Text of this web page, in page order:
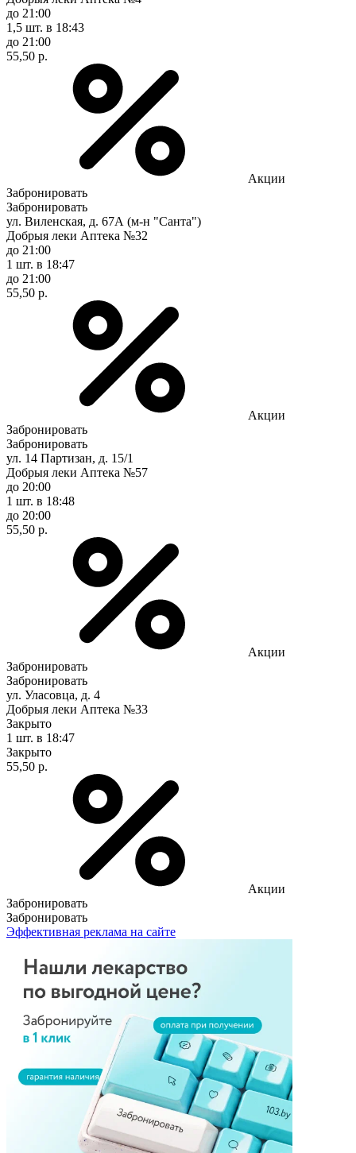
до 21:00
1,5 шт. в 18:43
до 21:00
55,50 р.
Акции
Забронировать
Забронировать
ул. Виленская, д. 67А (м-н "Санта")
Добрыя леки Аптека №32
до 21:00
1 шт. в 18:47
до 21:00
55,50 р.
Акции
Забронировать
Забронировать
ул. 14 Партизан, д. 15/1
Добрыя леки Аптека №57
до 20:00
1 шт. в 18:48
до 20:00
55,50 р.
Акции
Забронировать
Забронировать
ул. Уласовца, д. 4
Добрыя леки Аптека №33
Закрыто
1 шт. в 18:47
Закрыто
55,50 р.
Акции
Забронировать
Забронировать
Эффективная реклама на сайте